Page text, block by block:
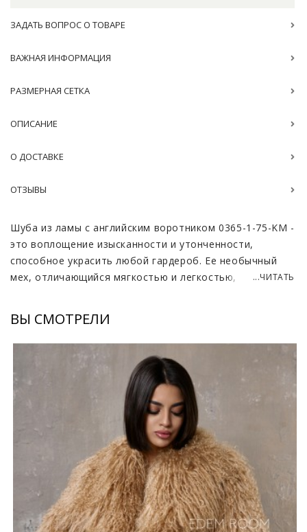
ЗАДАТЬ ВОПРОС О ТОВАРЕ
ВАЖНАЯ ИНФОРМАЦИЯ
РАЗМЕРНАЯ СЕТКА
ОПИСАНИЕ
О ДОСТАВКЕ
ОТЗЫВЫ
Шуба из ламы с английским воротником 0365-1-75-KM -
это воплощение изысканности и утонченности,
способное украсить любой гардероб. Ее необычный
мех, отличающийся мягкостью и легкостью, создает
воротником, который придает наряду особый шарм и
стиль, эта шуба становится настоящим произведением
искусства. Цвет кэмел гармонично подчеркивает
природную красоту материала и дарит вашему образу
изящество.
Длина шубы составляет 70-75 см. Вы сможете
сочетать ее как с элегантными платьями, так и с
повседневной одеждой. Такой предмет гардероба
станет идеальным спутником на вечерних
мероприятиях и дружеских встречах, добавляя в ваш
стиль нотку роскоши и статуса.
Модель выполнена с учётом последних тенденций
...ЧИТАТЬ
ВЫ СМОТРЕЛИ